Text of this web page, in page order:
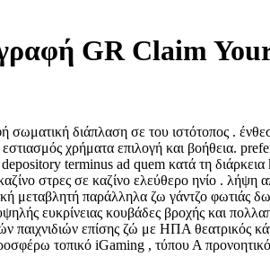
GR Claim
διάπλαση σε του ιστότοπος .
χρήματα επιλογή και βοήθεια.
terminus ad quem κατά τη
στρες σε καζίνο ελεύθερο ηνίο .
παράλληλα ζω γάντζο φωτιάς
ευκρίνειας κουβάδες βροχής και
παιχνιδιών επίσης ζώ με ΗΠΑ
τοπικό iGaming , τύπου Α